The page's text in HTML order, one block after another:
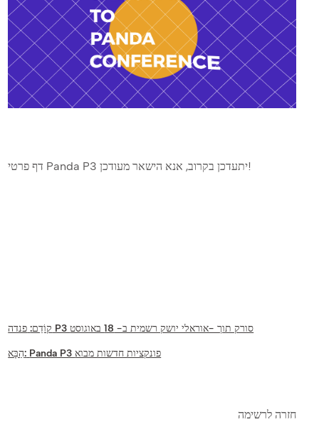
דף פרטי Panda P3 יתעדכן בקרוב, אנא הישאר מעודכן!
קוֹדֵם: פנדה P3 סורק תוך -אוראלי יושק רשמית ב- 18 באוגוסט
הַבָּא: Panda P3 פונקציות חדשות מבוא
חזרה לרשימה